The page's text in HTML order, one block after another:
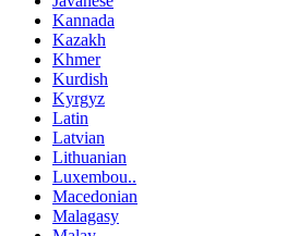
Kannada
Kazakh
Khmer
Kurdish
Kyrgyz
Latin
Latvian
Lithuanian
Luxembou..
Macedonian
Malagasy